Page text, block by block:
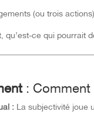
(ou trois
qu’est-ce qui pourrait
: Comment
: La subjectivité joue